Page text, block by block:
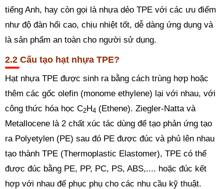
tiếng Anh, hay còn gọi là nhựa dẻo TPE với các ưu điểm
như độ đàn hổi cao, chịu nhiệt tốt, dễ dàng ứng dụng và
là sản phẩm an toàn cho người sử dụng.
Cấu tạo hạt nhựa TPE?
Hạt nhựa TPE được sinh ra bằng cách trùng hợp hoặc
thêm các gốc olefin (monome ethylene) lại với nhau, với
công thức hóa học C2H4 (Ethene). Ziegler-Natta và
Metallocene là 2 chất xúc tác dùng để tạo phản ứng tạo
ra Polyetylen (PE) sau đó PE được đúc và phủ lên nhau
tạo thành TPE (Thermoplastic Elastomer), TPE có thể
được đúc bằng PE, PP, PC, PS, ABS,.... hoặc đúc kết
hợp với nhau để phục phụ cho các nhu cầu kỹ thuật.